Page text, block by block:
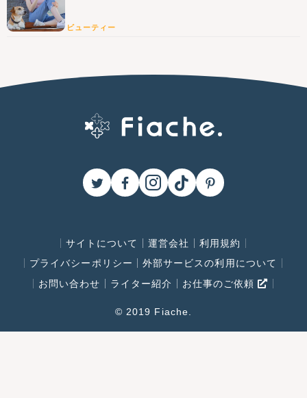
ビューティー
サイトについて 運営会社
利用規約
プライバシーポリシー
外部サービスの利用について
お問い合わせ
ライター紹介 お仕事のご依頼
© 2019 Fiache.